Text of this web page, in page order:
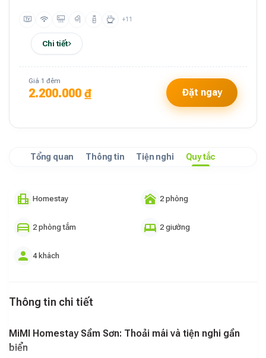
+11
Chi tiết
Giá 1 đêm
2.200.000 ₫ Đặt ngay
Tổng quan Thông tin Tiện nghi Quy tắc
Homestay 2 phòng
2 phòng tắm 2 giường
4 khách
Thông tin chi tiết
MiMI Homestay Sầm Sơn: Thoải mái và tiện nghi gần
biển